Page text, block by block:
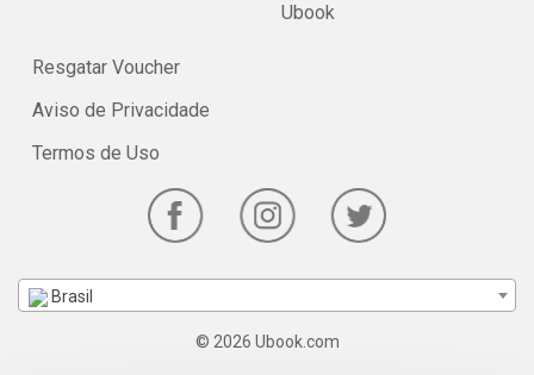
Ubook
Resgatar Voucher
Aviso de Privacidade
Termos de Uso
Brasil
© 2026 Ubook.com